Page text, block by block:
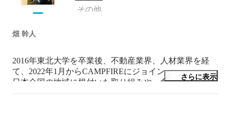
その他
畑 幹人
2016年東北大学を卒業後、不動産業界、人材業界を経
て、2022年1月からCAMPFIREにジョイン。
日本全国の地域に根付いた取り組みや、食べ物・飲食店
にまつわる挑戦をクラウドファンディングの仕組みでサ
さらに表示